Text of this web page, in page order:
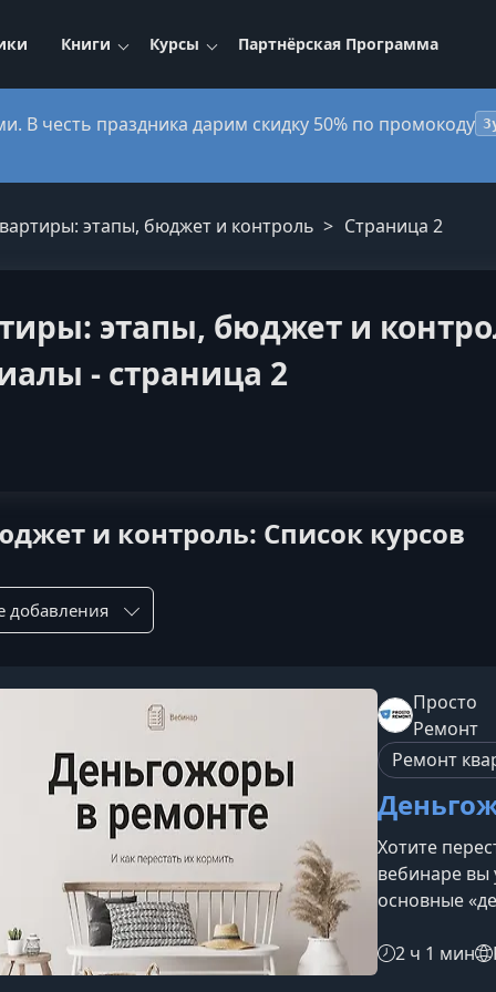
Книги Курсы Партнёрская Программа
В честь праздника дарим скидку 50% по промокоду
этапы, бюджет и контроль Страница 2
этапы, бюджет и
- страница 2
и контроль: Список курсов
по:
Просто
Ремонт
Ремонт
Хотите
вебинаре вы
основные
выходит из-
чём вы
2 ч 1 мин